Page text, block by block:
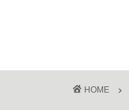
HOME